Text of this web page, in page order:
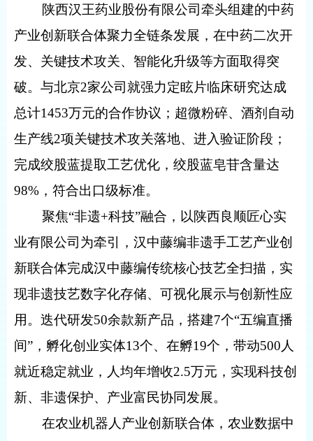
陕西汉王药业股份有限公司牵头组建的中药
产业创新联合体聚力全链条发展，在中药二次开
发、关键技术攻关、智能化升级等方面取得突
破。与北京2家公司就强力定眩片临床研究达成
总计1453万元的合作协议；超微粉碎、酒剂自动
生产线2项关键技术攻关落地、进入验证阶段；
完成绞股蓝提取工艺优化，绞股蓝皂苷含量达
98%，符合出口级标准。
聚焦“非遗+科技”融合，以陕西良顺匠心实
业有限公司为牵引，汉中藤编非遗手工艺产业创
新联合体完成汉中藤编传统核心技艺全扫描，实
现非遗技艺数字化存储、可视化展示与创新性应
用。迭代研发50余款新产品，搭建7个“五编直播
间”，孵化创业实体13个、在孵19个，带动500人
就近稳定就业，人均年增收2.5万元，实现科技创
新、非遗保护、产业富民协同发展。
在农业机器人产业创新联合体，农业数据中